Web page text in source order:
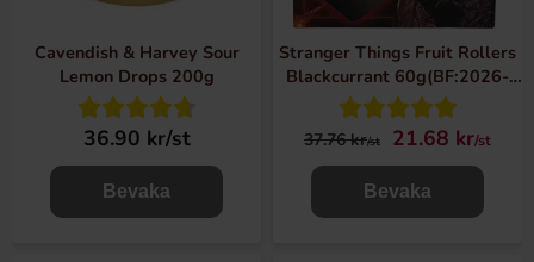
Cavendish & Harvey Sour
Lemon Drops 200g
36.90 kr/st
Bevaka
Stranger Things Fruit Rollers
Blackcurrant 60g(BF:2026-
06-20)
37.76 kr/st 21.68 kr/st
Bevaka